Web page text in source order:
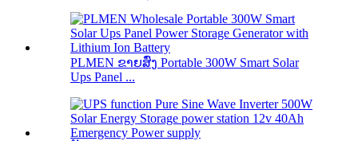
PLMEN ຂາຍສົ່ງ Portable 300W Smart Solar
Ups Panel ...